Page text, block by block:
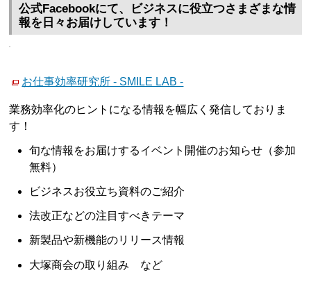
公式Facebookにて、ビジネスに役立つさまざまな情
報を日々お届けしています！
お仕事効率研究所 - SMILE LAB -
業務効率化のヒントになる情報を幅広く発信しておりま
す！
旬な情報をお届けするイベント開催のお知らせ（参加
無料）
ビジネスお役立ち資料のご紹介
法改正などの注目すべきテーマ
新製品や新機能のリリース情報
大塚商会の取り組み など